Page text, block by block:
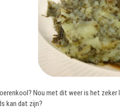
Nou met dit weer is het
kan dat zijn?